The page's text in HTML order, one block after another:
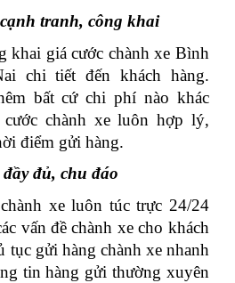
tranh, công khai
khai giá cước chành xe Bình
chi tiết đến khách hàng.
bất cứ chi phí nào khác
chành xe luôn hợp lý,
điểm gửi hàng.
đủ, chu đáo
xe luôn túc trực 24/24
vấn đề chành xe cho khách
tục gửi hàng chành xe nhanh
tin hàng gửi thường xuyên